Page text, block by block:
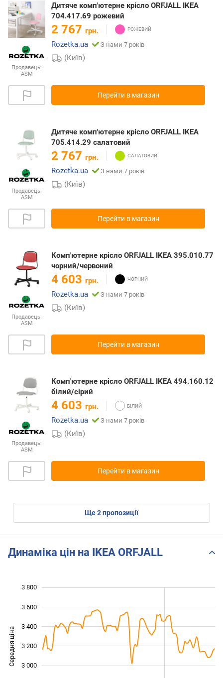
Продавець:
ASM
Дитяче комп'ютерне крісло ORFJALL IKEA
704.417.69 рожевий
2 767 грн.
Rozetka.ua
З нами 7 років
(Київ)
Перейти в магазин
Продавець:
ASM
Дитяче комп'ютерне крісло ORFJALL IKEA
705.414.29 салатовий
2 767 грн.
Rozetka.ua
З нами 7 років
(Київ)
Перейти в магазин
Продавець:
ASM
Комп'ютерне крісло ORFJALL IKEA 395.010.77
чорний/червоний
4 603 грн.
Rozetka.ua
З нами 7 років
(Київ)
Перейти в магазин
Продавець:
ASM
Комп'ютерне крісло ORFJALL IKEA 494.160.12
білий/сірий
4 603 грн.
Rozetka.ua
З нами 7 років
(Київ)
Перейти в магазин
ще2пропозиції
Динаміка цін на IKEA ORFJALL
Середня ціна 2 600
3 000
3 200
3 400
3 600
3 800